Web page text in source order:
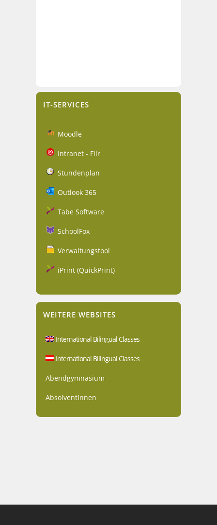
IT-SERVICES
Moodle
Intranet - Filr
Stundenplan
Outlook 365
Tabe Software
SchoolFox
Verwaltungstool
iPrint (QuickPrint)
WEITERE WEBSITES
International Bilingual Classes
International Bilingual Classes
Abendgymnasium
AbsolventInnen